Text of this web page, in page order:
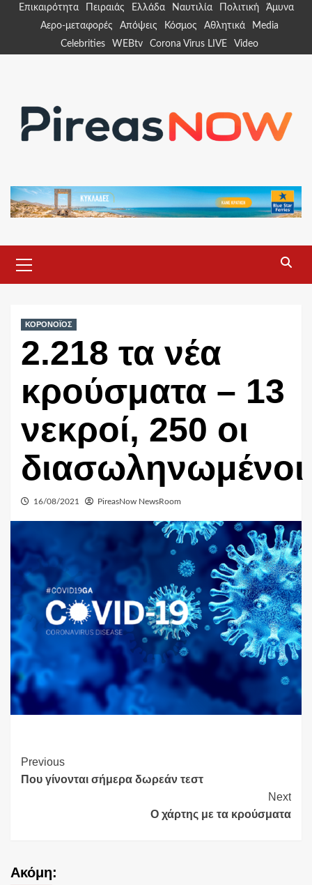
Επικαιρότητα Πειραιάς Ελλάδα Ναυτιλία Πολιτική
Άμυνα
Αερο-μεταφορές
Απόψεις Κόσμος Αθλητικά
Media
Celebrities
WEBtv Corona Virus LIVE Video
Menu
ΚΟΡΟΝΟΪΟΣ
2.218 τα νέα
κρούσματα – 13
νεκροί, 250 οι
διασωληνωμένοι
16/08/2021 PireasNow NewsRoom
Continue
Reading
Previous
Που γίνονται σήμερα δωρεάν τεστ
Next
Ο χάρτης με τα κρούσματα
Ακόμη: